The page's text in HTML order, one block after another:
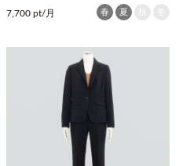
7,700 pt/月 春 夏